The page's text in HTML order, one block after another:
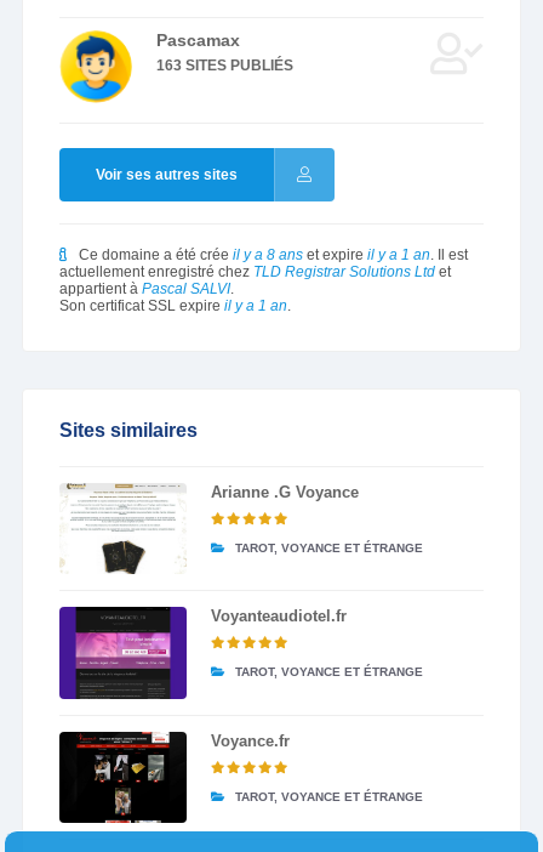
Pascamax
163 SITES PUBLIÉS
Voir ses autres sites
Ce domaine a été crée il y a 8 anset expire il y a 1 an. Il est
actuellement enregistré chez TLD Registrar Solutions Ltdet
appartient à Pascal SALVI.
Son certificat SSL expire il y a 1 an.
Sites similaires
Arianne .G Voyance
TAROT, VOYANCE ET ÉTRANGE
Voyanteaudiotel.fr
TAROT, VOYANCE ET ÉTRANGE
Voyance.fr
TAROT, VOYANCE ET ÉTRANGE